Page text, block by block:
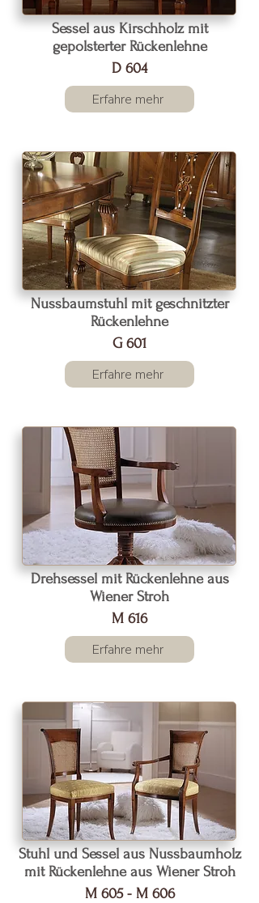
Sessel aus Kirschholz mit
gepolsterter Rückenlehne
D 604
Erfahre mehr
Nussbaumstuhl mit geschnitzter
Rückenlehne
G 601
Erfahre mehr
Drehsessel mit Rückenlehne aus
Wiener Stroh
M 616
Erfahre mehr
Stuhl und Sessel aus Nussbaumholz
mit Rückenlehne aus Wiener Stroh
M 605 - M 606